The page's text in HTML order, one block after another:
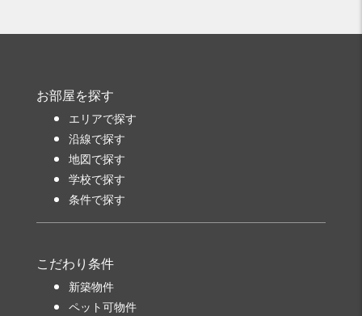
お部屋を探す
エリアで探す
沿線で探す
地図で探す
学校で探す
条件で探す
こだわり条件
新築物件
ペット可物件